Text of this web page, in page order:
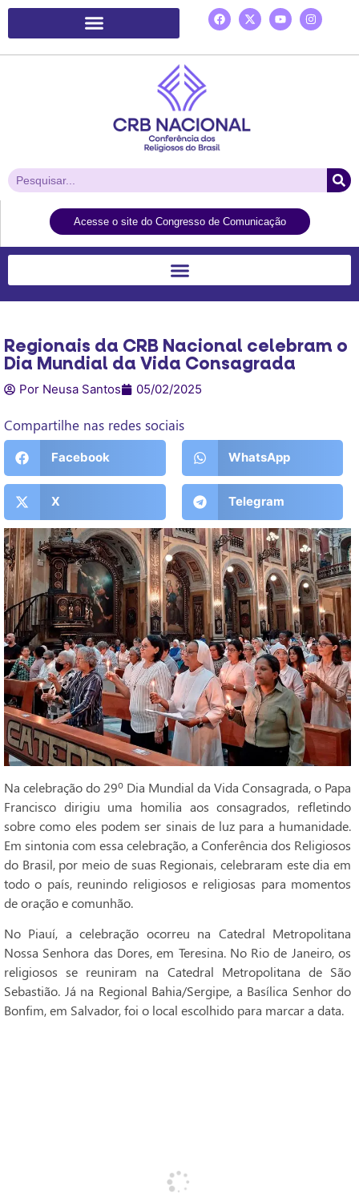
Acesse o site do Congresso de Comunicação
Regionais da CRB Nacional celebram o
Dia Mundial da Vida Consagrada
Por Neusa Santos 05/02/2025
Compartilhe nas redes sociais
Facebook WhatsApp
X Telegram
Na celebração do 29º Dia Mundial da Vida Consagrada, o Papa
Francisco dirigiu uma homilia aos consagrados, refletindo
sobre como eles podem ser sinais de luz para a humanidade.
Em sintonia com essa celebração, a Conferência dos Religiosos
do Brasil, por meio de suas Regionais, celebraram este dia em
todo o país, reunindo religiosos e religiosas para momentos
de oração e comunhão.
No Piauí, a celebração ocorreu na Catedral Metropolitana
Nossa Senhora das Dores, em Teresina. No Rio de Janeiro, os
religiosos se reuniram na Catedral Metropolitana de São
Sebastião. Já na Regional Bahia/Sergipe, a Basílica Senhor do
Bonfim, em Salvador, foi o local escolhido para marcar a data.